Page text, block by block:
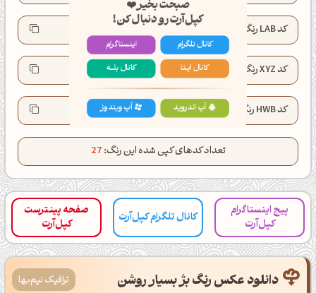
کد LAB رنگ: LAB(96.9, 1.0, 4.7)
کد XYZ رنگ: XYZ(88.1, 92.1, 93.2)
کد HWB رنگ: HWB(32°, 93%, 1%)
تعداد کدهای کپی شده این رنگ:27
پیج اینستاگرام
کپل‌آرت
کانال تلگرام کپل‌آرت
صفحه پینترست
کپل‌آرت
دانلود عکس رنگ بژ بسیار روشن ترافیک نیم‌بها
کانال تلگرام
اینستاگرام
کانال ایــتا
کانال بلـــه